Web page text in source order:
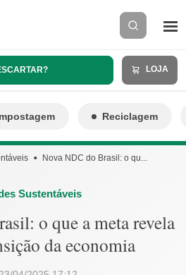
LOJA
Reciclagem
Nova NDC do Brasil: o qu...
Sustentáveis
o que a meta revela
da economia